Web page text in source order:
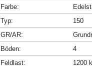
Farbe:
Typ:
150
GR/AR:
Böden:
4
Feldlast:
1200